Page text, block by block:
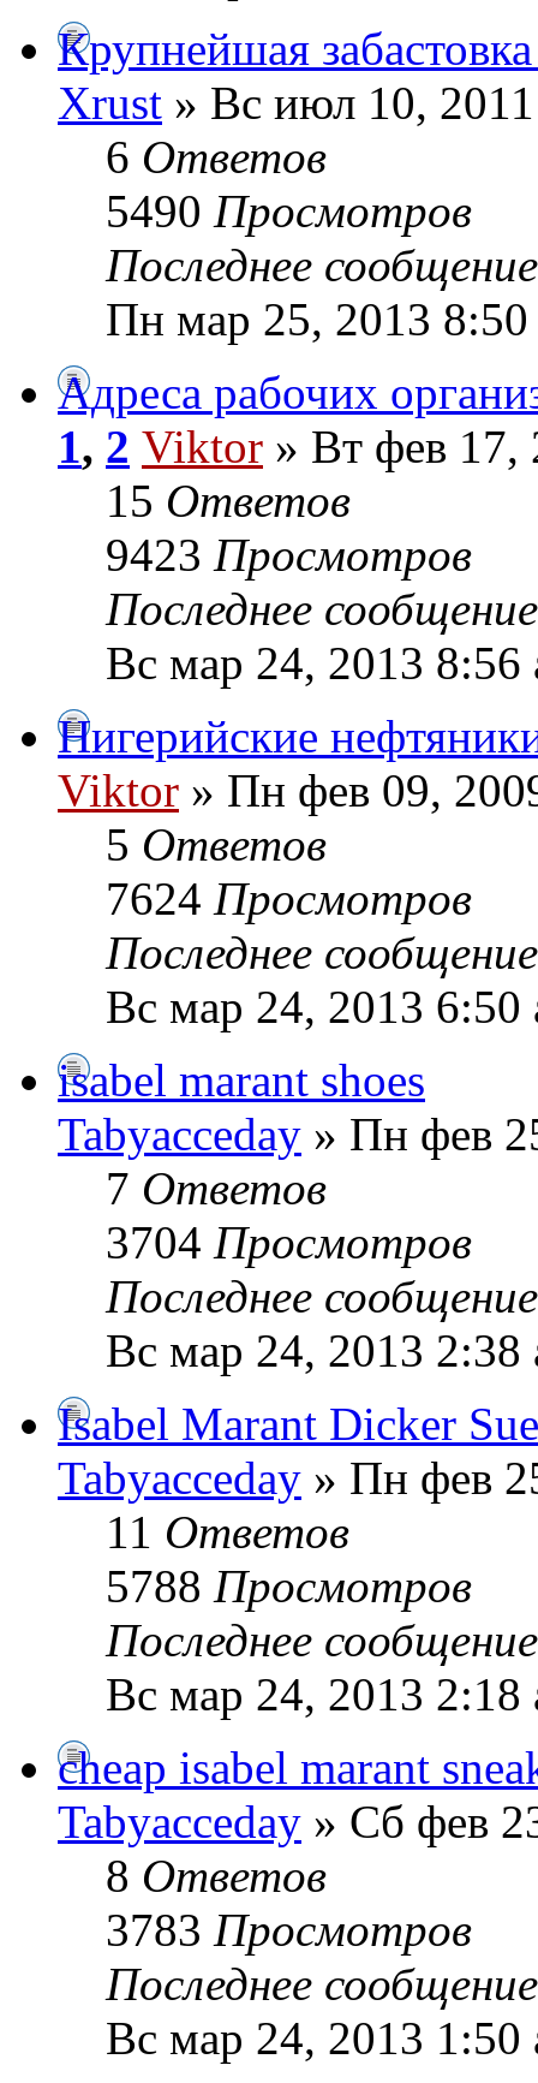
Крупнейшая
Xrust » Вс июл 10,
6 Ответов
5490 Просмотров
Последнее
Пн мар 25, 2013 8:50
Адреса рабочих
1, 2 Viktor » Вт фев 17,
15 Ответов
9423 Просмотров
Последнее
Вс мар 24, 2013 8:56
Нигерийские
Viktor » Пн фев 09,
5 Ответов
7624 Просмотров
Последнее
Вс мар 24, 2013 6:50
isabel marant shoes
Tabyacceday » Пн фев
7 Ответов
3704 Просмотров
Последнее
Вс мар 24, 2013 2:38
Isabel Marant Dicker
Tabyacceday » Пн фев
11 Ответов
5788 Просмотров
Последнее
Вс мар 24, 2013 2:18
cheap isabel marant
Tabyacceday » Сб фев
8 Ответов
3783 Просмотров
Последнее
Вс мар 24, 2013 1:50